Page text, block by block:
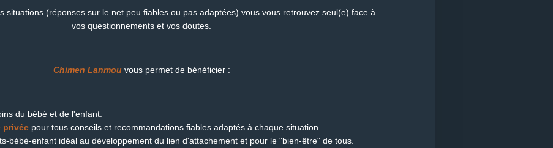
situations (réponses sur le net peu fiables ou pas adaptées) vous vous retrouvez seul(e) face à
vos questionnements et vos doutes.
Chimen Lanmou vous permet de bénéficier :
du bébé et de l'enfant.
privée pour tous conseils et recommandations fiables adaptés à chaque situation.
bébé-enfant idéal au développement du lien d'attachement et pour le "bien-être" de tous.